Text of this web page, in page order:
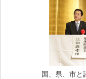
国、県、市と